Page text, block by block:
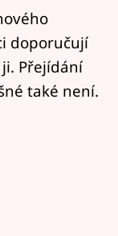
doporučují
Přejídání
také není.